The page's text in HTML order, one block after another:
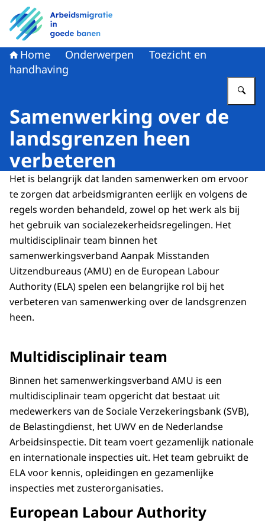
Naar de homepage van Arbeidsmigratie in goede banen
Home Onderwerpen
Toezicht en
handhaving
Samenwerking over de
landsgrenzen heen
verbeteren
Het is belangrijk dat landen samenwerken om ervoor
te zorgen dat arbeidsmigranten eerlijk en volgens de
regels worden behandeld, zowel op het werk als bij
het gebruik van socialezekerheidsregelingen. Het
multidisciplinair team binnen het
samenwerkingsverband Aanpak Misstanden
Uitzendbureaus (AMU) en de European Labour
Authority (ELA) spelen een belangrijke rol bij het
verbeteren van samenwerking over de landsgrenzen
heen.
Multidisciplinair team
Binnen het samenwerkingsverband AMU is een
multidisciplinair team opgericht dat bestaat uit
medewerkers van de Sociale Verzekeringsbank (SVB),
de Belastingdienst, het UWV en de Nederlandse
Arbeidsinspectie. Dit team voert gezamenlijk nationale
en internationale inspecties uit. Het team gebruikt de
ELA voor kennis, opleidingen en gezamenlijke
inspecties met zusterorganisaties.
European Labour Authority